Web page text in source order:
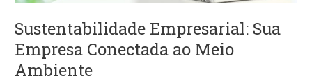
Sustentabilidade Empresarial: Sua
Empresa Conectada ao Meio
Ambiente